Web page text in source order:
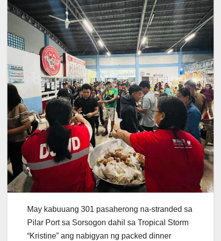
May kabuuang 301 pasaherong na-stranded sa
Pilar Port sa Sorsogon dahil sa Tropical Storm
“Kristine” ang nabigyan ng packed dinner